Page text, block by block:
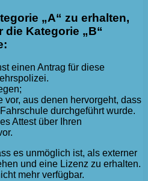
„A“ zu erhalten,
die Kategorie „B“
einen Antrag für diese
vor, aus denen hervorgeht, dass
durchgeführt wurde.
Attest über Ihren
es unmöglich ist, als externer
und eine Lizenz zu erhalten.
mehr verfügbar.